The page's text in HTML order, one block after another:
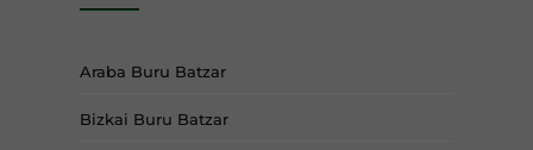
Araba Buru Batzar
Bizkai Buru Batzar